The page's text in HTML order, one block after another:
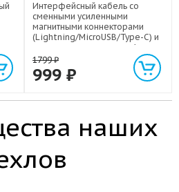
Интерфейсный кабель со
сменными усиленными
магнитными коннекторами
(Lightning/MicroUSB/Type-C) и
световым индикатором 1м
1799₽
999 ₽
наших